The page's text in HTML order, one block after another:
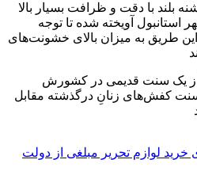
با دقت و ظرافت بسیار بالا
استانبول آویخته شده تا توجه
طریق به میزان بالای خشونت‌های
از یک سنت قدیمی در کشورش
کفش‌های زنانِ درگذشته مقابل